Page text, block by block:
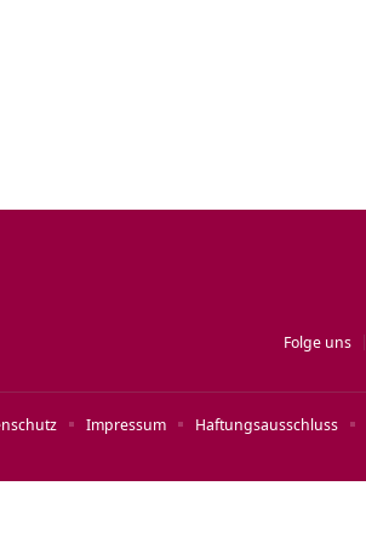
Folge uns
Impressum Haftungsausschluss